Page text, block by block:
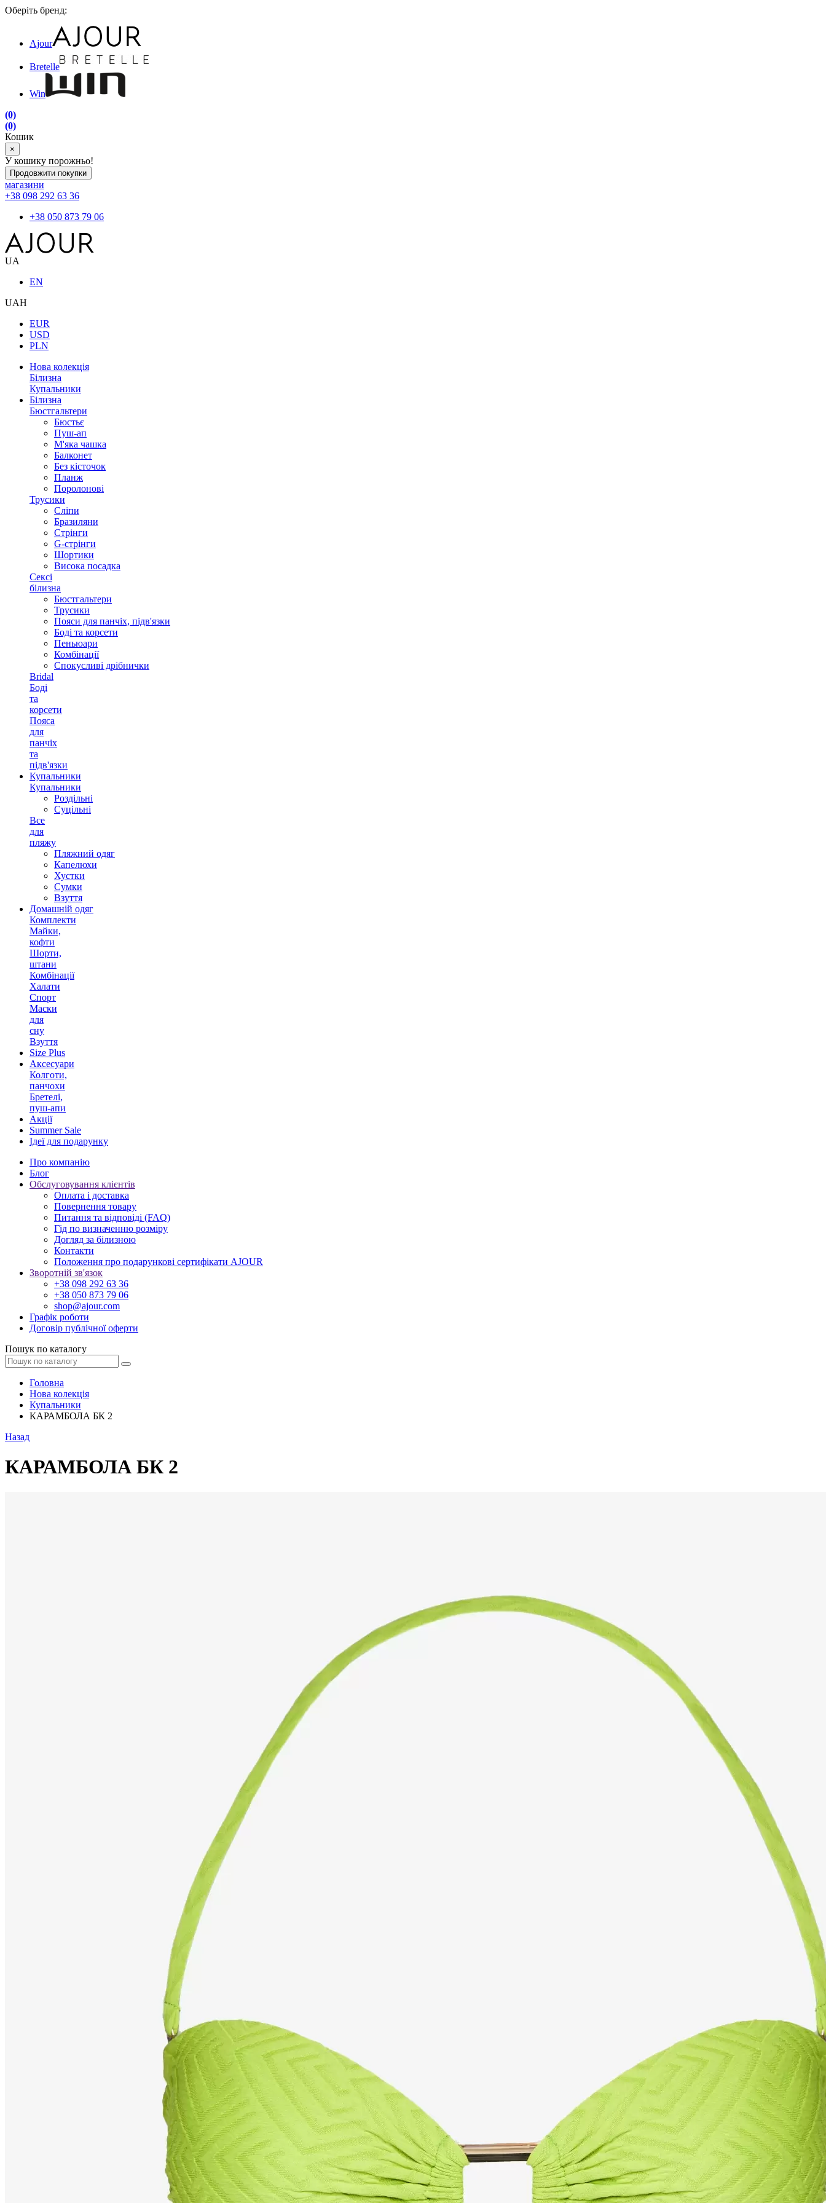
Оберіть бренд:
Ajour
Bretelle
Win
(0)
(0)
Кошик
×
У кошику порожньо!
Продовжити покупки
магазини
+38 098 292 63 36
+38 050 873 79 06
UA
EN
UAH
EUR
USD
PLN
Нова колекція
Білизна
Купальники
Білизна
Бюстгальтери
Бюстьє
Пуш-ап
М'яка чашка
Балконет
Без кісточок
Планж
Поролонові
Трусики
Сліпи
Бразиляни
Стрінги
G-стрінги
Шортики
Висока посадка
Сексі
білизна
Бюстгальтери
Трусики
Пояси для панчіх, підв'язки
Боді та корсети
Пеньюари
Комбінації
Спокусливі дрібнички
Bridal
Боді
та
корсети
Пояса
для
панчіх
та
підв'язки
Купальники
Купальники
Роздільні
Суцільні
Все
для
пляжу
Пляжний одяг
Капелюхи
Хустки
Сумки
Взуття
Домашній одяг
Комплекти
Майки,
кофти
Шорти,
штани
Комбінації
Халати
Спорт
Маски
для
сну
Взуття
Size Plus
Аксесуари
Колготи,
панчохи
Бретелі,
пуш-апи
Акції
Summer Sale
Ідеї для подарунку
Про компанію
Блог
Обслуговування клієнтів
Оплата і доставка
Повернення товару
Питання та відповіді (FAQ)
Гід по визначенню розміру
Догляд за білизною
Контакти
Положення про подарункові сертифікати AJOUR
Зворотній зв'язок
+38 098 292 63 36
+38 050 873 79 06
shop@ajour.com
Графік роботи
Договір публічної оферти
Пошук по каталогу
Головна
Нова колекція
Купальники
КАРАМБОЛА БК 2
Назад
КАРАМБОЛА БК 2